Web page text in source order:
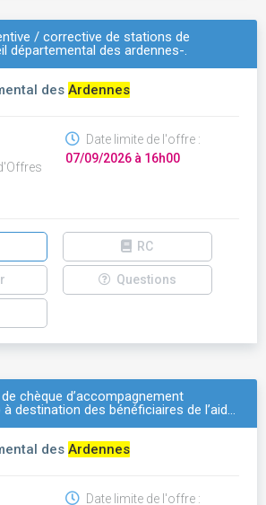
/ corrective de stations de
départemental des ardennes-.
des Ardennes
Date limite de l'offre :
07/09/2026 à 16h00
RC
Questions
chèque d’accompagnement
destination des bénéficiaires de l’aid…
des Ardennes
Date limite de l'offre :